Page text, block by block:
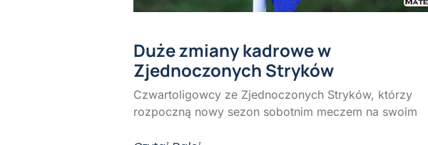
Duże zmiany kadrowe w
Zjednoczonych Stryków
Czwartoligowcy ze Zjednoczonych Stryków, którzy
rozpoczną nowy sezon sobotnim meczem na swoim